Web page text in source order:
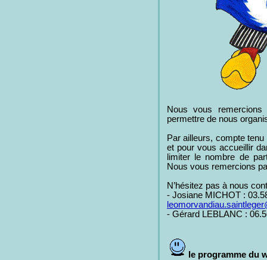
Nous vous
permettre de nous
Par ailleurs, compte
et pour vous accueillir
limiter le nombre de
Nous vous remercions
N’hésitez pas à nous
- Josiane MICHOT :
- Gérard LEBLANC :
le programme du